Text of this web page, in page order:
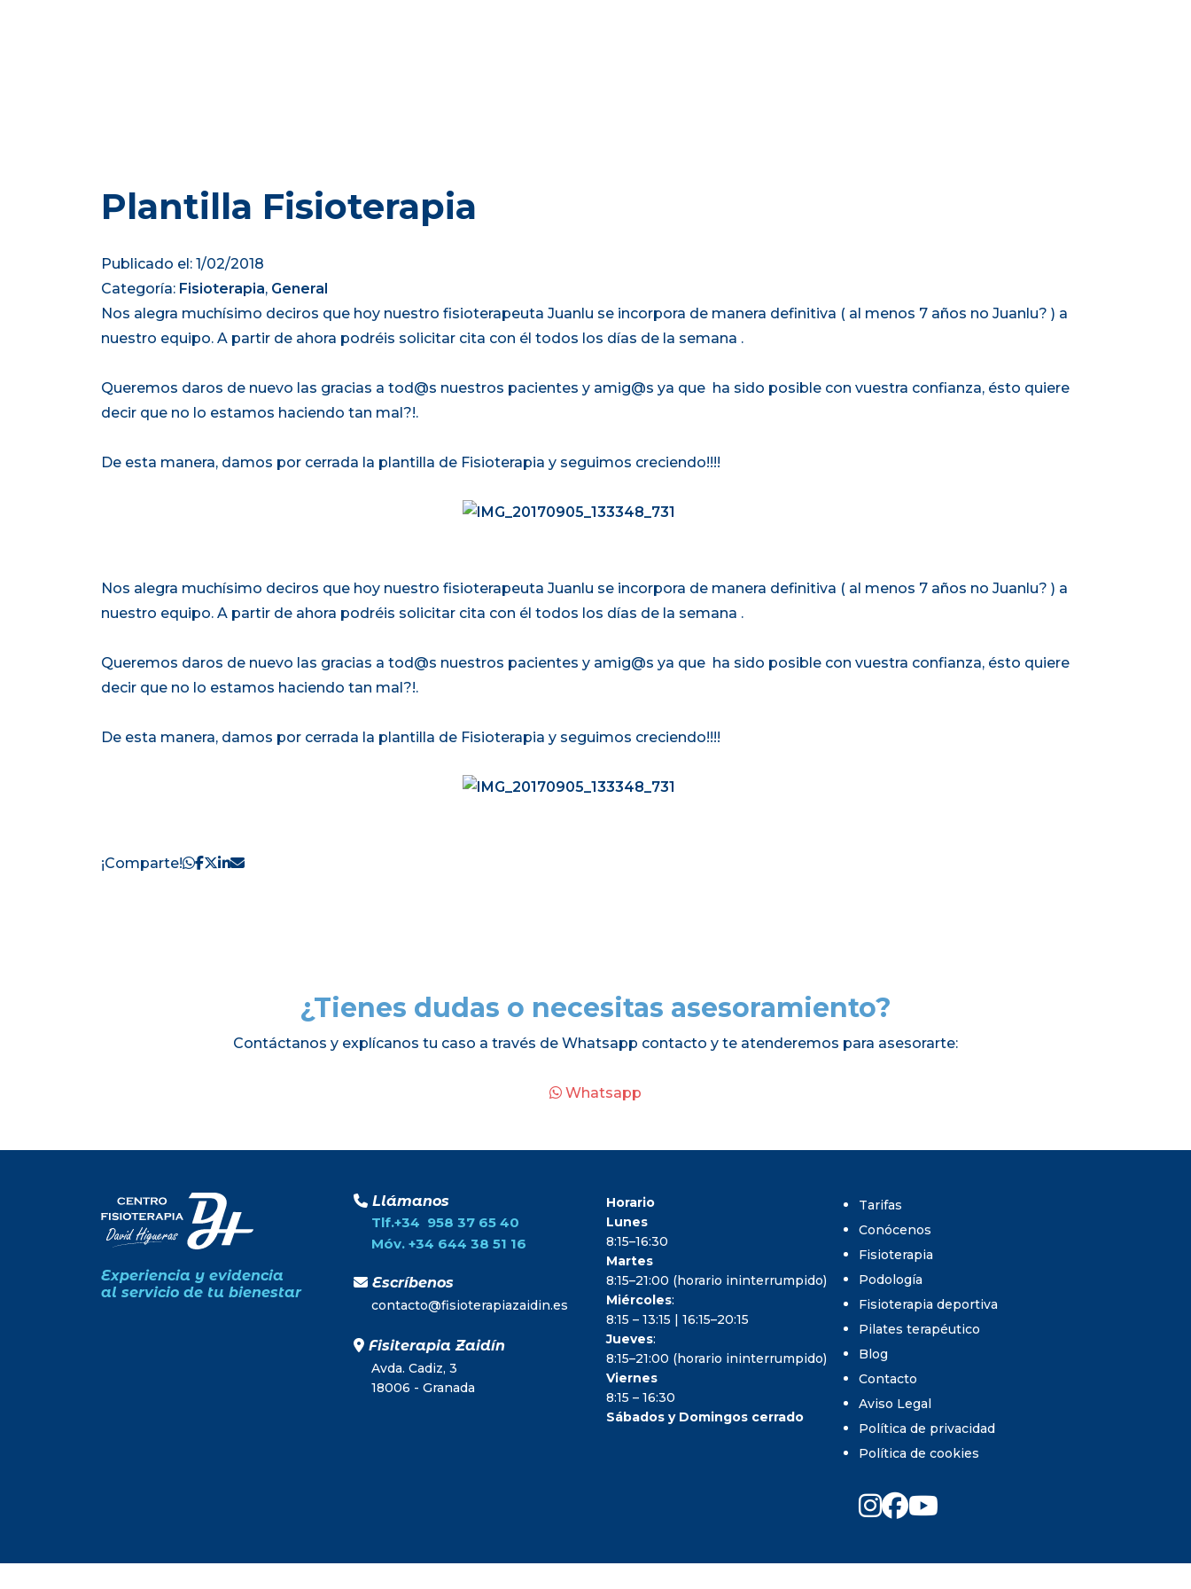
Plantilla Fisioterapia
Publicado el: 1/02/2018
Categoría: Fisioterapia, General
Nos alegra muchísimo deciros que hoy nuestro fisioterapeuta Juanlu se incorpora de manera definitiva ( al menos 7 años no Juanlu? ) a
nuestro equipo. A partir de ahora podréis solicitar cita con él todos los días de la semana .
Queremos daros de nuevo las gracias a tod@s nuestros pacientes y amig@s ya que ha sido posible con vuestra confianza, ésto quiere
decir que no lo estamos haciendo tan mal?!.
De esta manera, damos por cerrada la plantilla de Fisioterapia y seguimos creciendo!!!!
Nos alegra muchísimo deciros que hoy nuestro fisioterapeuta Juanlu se incorpora de manera definitiva ( al menos 7 años no Juanlu? ) a
nuestro equipo. A partir de ahora podréis solicitar cita con él todos los días de la semana .
Queremos daros de nuevo las gracias a tod@s nuestros pacientes y amig@s ya que ha sido posible con vuestra confianza, ésto quiere
decir que no lo estamos haciendo tan mal?!.
De esta manera, damos por cerrada la plantilla de Fisioterapia y seguimos creciendo!!!!
¡Comparte!
¿Tienes dudas o necesitas asesoramiento?
Contáctanos y explícanos tu caso a través de Whatsapp contacto y te atenderemos para asesorarte:
Whatsapp
Experiencia y evidencia
al servicio de tu bienestar
Llámanos
Tlf.+34 958 37 65 40
Móv. +34 644 38 51 16
Escríbenos
contacto@fisioterapiazaidin.es
Fisiterapia Zaidín
Avda. Cadiz, 3
18006 - Granada
Horario
Lunes
8:15–16:30
Martes
8:15–21:00 (horario ininterrumpido)
Miércoles:
8:15 – 13:15 | 16:15–20:15
Jueves:
8:15–21:00 (horario ininterrumpido)
Viernes
8:15 – 16:30
Sábados y Domingos cerrado
Tarifas
Conócenos
Fisioterapia
Podología
Fisioterapia deportiva
Pilates terapéutico
Blog
Contacto
Aviso Legal
Política de privacidad
Política de cookies